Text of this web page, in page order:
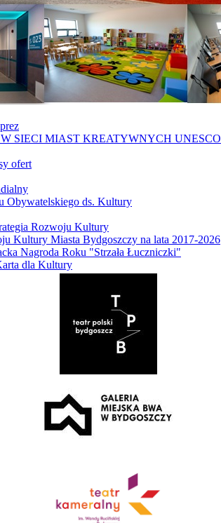
SIECI MIAST KREATYWNYCH UNESCO
ofert
Obywatelskiego ds. Kultury
Rozwoju Kultury
Kultury Miasta Bydgoszczy na lata 2017-2026
Nagroda Roku "Strzała Łuczniczki"
dla Kultury